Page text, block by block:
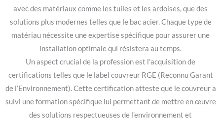
avec des matériaux comme les tuiles et les ardoises, que des
solutions plus modernes telles que le bac acier. Chaque type de
matériau nécessite une expertise spécifique pour assurer une
installation optimale qui résistera au temps.
Un aspect crucial de la profession est l’acquisition de
certifications telles que le label couvreur RGE (Reconnu Garant
de l’Environnement). Cette certification atteste que le couvreur a
suivi une formation spécifique lui permettant de mettre en œuvre
des solutions respectueuses de l’environnement et